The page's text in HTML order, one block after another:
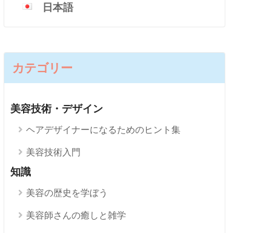
日本語
カテゴリー
美容技術・デザイン
ヘアデザイナーになるためのヒント集
美容技術入門
知識
美容の歴史を学ぼう
美容師さんの癒しと雑学